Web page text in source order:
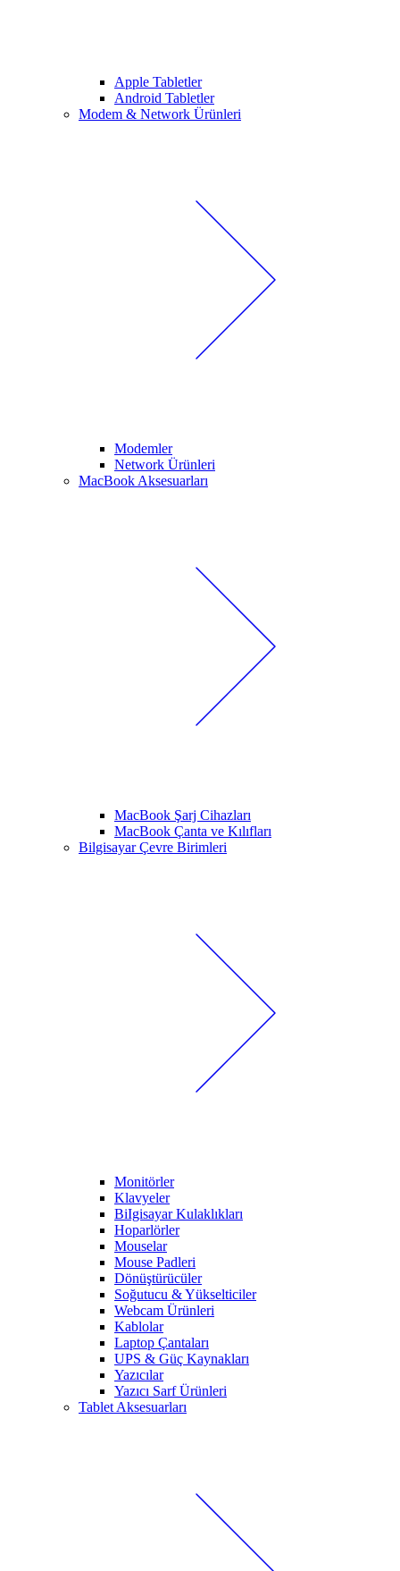
Apple Tabletler
Android Tabletler
Modem & Network Ürünleri
Modemler
Network Ürünleri
MacBook Aksesuarları
MacBook Şarj Cihazları
MacBook Çanta ve Kılıfları
Bilgisayar Çevre Birimleri
Monitörler
Klavyeler
BiIgisayar Kulaklıkları
Hoparlörler
Mouselar
Mouse Padleri
Dönüştürücüler
Soğutucu & Yükselticiler
Webcam Ürünleri
Kablolar
Laptop Çantaları
UPS & Güç Kaynakları
Yazıcılar
Yazıcı Sarf Ürünleri
Tablet Aksesuarları